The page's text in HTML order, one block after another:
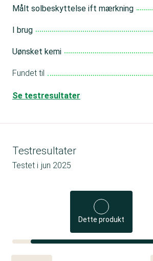
Målt solbeskyttelse ift mærkning
I brug
Uønsket kemi
Fundet til
Se testresultater
Testresultater
Testet i jun 2025
Dette produkt